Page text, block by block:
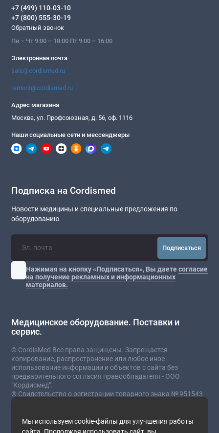
Мы используем cookie-файлы для улучшения работы
+7 (499) 110-03-10
+7 (800) 555-30-19
Обратный звонок
Пн – Чт 9:00 – 18:00 Пт 9:00 – 16:00
Электронная почта
sale@cordismed.ru
remont@cordismed.ru
Адрес магазина
Москва, ул. Профсоюзная, д. 56, оф. 1116
Наши социальные сети и мессенджеры
Подписка на Cordismed
Новости медицины и специальные предложения по
оборудованию
Подписаться
Нажимая на кнопку «Подписаться», Вы даетесогласие
на получение рекламных и информационных
материалов.
Медицинское оборудование. Поставки и
сервис.
© CordisMed Все права защищены. Запрещается
копирование, распространение или любое иное
использование информации и объектов с сайта без
предварительного согласия правообладателя - ООО
"Кордисмед".
® Свидетельство о регистрации товарного знака № 951543
от 03.07.2023
* Сайт носит информационный характер и не